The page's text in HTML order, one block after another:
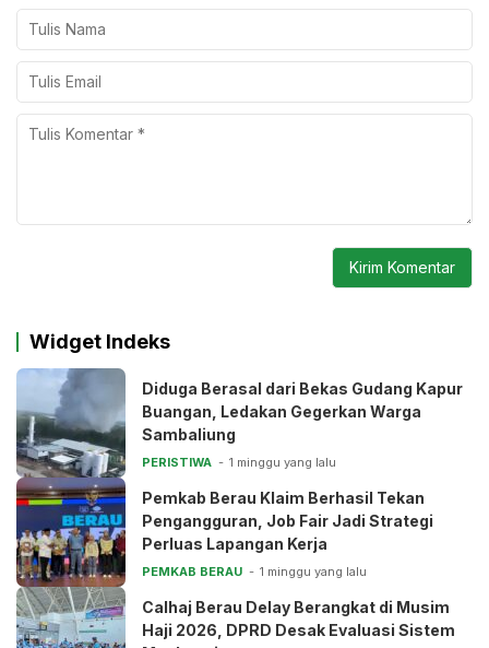
Widget Indeks
Diduga Berasal dari Bekas Gudang Kapur
Buangan, Ledakan Gegerkan Warga
Sambaliung
PERISTIWA 1 minggu yang lalu
Pemkab Berau Klaim Berhasil Tekan
Pengangguran, Job Fair Jadi Strategi
Perluas Lapangan Kerja
PEMKAB BERAU 1 minggu yang lalu
Calhaj Berau Delay Berangkat di Musim
Haji 2026, DPRD Desak Evaluasi Sistem